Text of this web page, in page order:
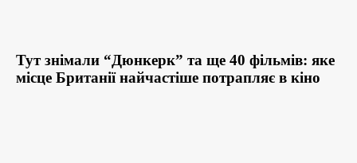
Тут знімали “Дюнкерк” та ще 40 фільмів: яке
місце Британії найчастіше потрапляє в кіно